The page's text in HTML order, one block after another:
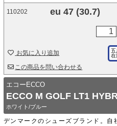
デンマークのシューズブランド。
エコーECCO
ECCO M GOLF LT1
ホワイト/ブルー
110202 eu 47 (30.7)
五
在
お気に入り追加
この商品を問い合わせる